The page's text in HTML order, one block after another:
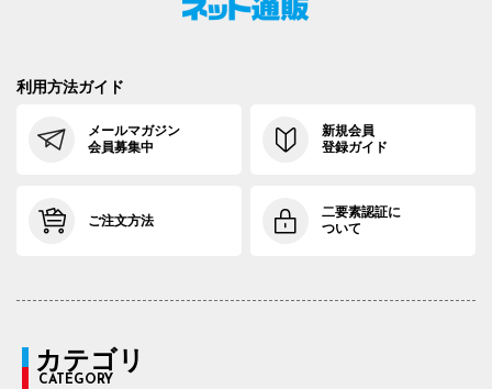
利用方法ガイド
メールマガジン
会員募集中
新規会員
登録ガイド
ご注文方法
二要素認証に
ついて
カテゴリ
CATEGORY